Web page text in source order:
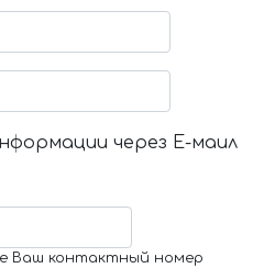
через Е-маил
Ваш контактный номер